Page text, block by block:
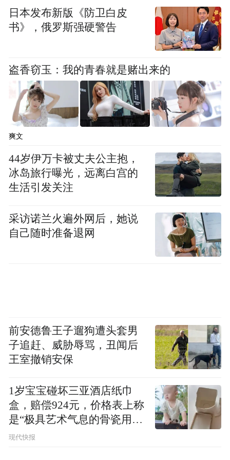
日本发布新版《防卫白皮
书》，俄罗斯强硬警告
盗香窃玉：我的青春就是赌出来的
爽文
44岁伊万卡被丈夫公主抱，
冰岛旅行曝光，远离白宫的
生活引发关注
采访诺兰火遍外网后，她说
自己随时准备退网
前安德鲁王子遛狗遭头套男
子追赶、威胁辱骂，丑闻后
王室撤销安保
1岁宝宝碰坏三亚酒店纸巾
盒，赔偿924元，价格表上称
是“极具艺术气息的骨瓷用
品”
现代快报